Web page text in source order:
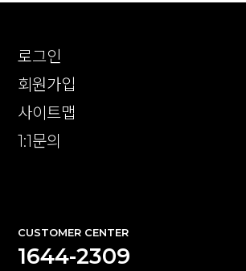
로그인
회원가입
사이트맵
1:1문의
CUSTOMER CENTER
1644-2309